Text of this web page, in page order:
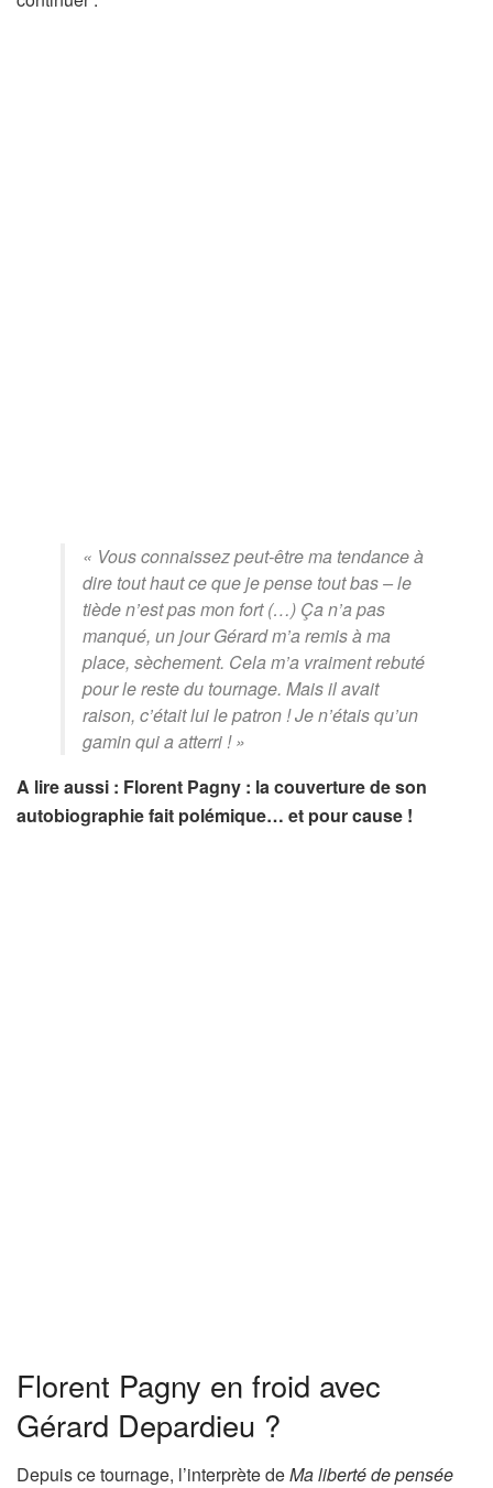
« Vous connaissez peut-être ma tendance à
dire tout haut ce que je pense tout bas – le
tiède n’est pas mon fort (…) Ça n’a pas
manqué, un jour Gérard m’a remis à ma
place, sèchement. Cela m’a vraiment rebuté
pour le reste du tournage. Mais il avait
raison, c’était lui le patron ! Je n’étais qu’un
gamin qui a atterri ! »
A lire aussi : Florent Pagny : la couverture de son
autobiographie fait polémique… et pour cause !
Florent Pagny en froid avec
Gérard Depardieu ?
Depuis ce tournage, l’interprète deMa liberté de pensée